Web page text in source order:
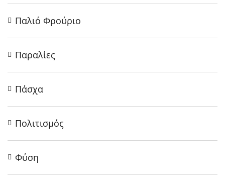
Παλιό Φρούριο
Παραλίες
Πάσχα
Πολιτισμός
Φύση